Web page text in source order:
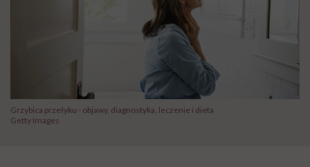
Grzybica przełyku - objawy, diagnostyka, leczenie i dieta
Getty Images